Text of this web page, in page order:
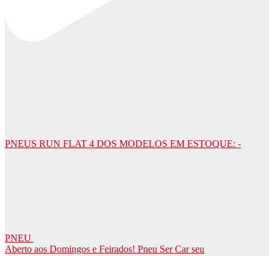
PNEUS RUN FLAT 4 DOS MODELOS EM ESTOQUE: -
PNEU
Aberto aos Domingos e Feirados! Pneu Ser Car seu